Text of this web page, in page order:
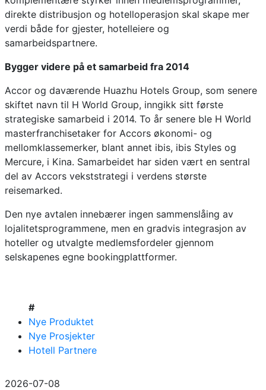
direkte distribusjon og hotelloperasjon skal skape mer
verdi både for gjester, hotelleiere og
samarbeidspartnere.
Bygger videre på et samarbeid fra 2014
Accor og daværende Huazhu Hotels Group, som senere
skiftet navn til H World Group, inngikk sitt første
strategiske samarbeid i 2014. To år senere ble H World
masterfranchisetaker for Accors økonomi- og
mellomklassemerker, blant annet ibis, ibis Styles og
Mercure, i Kina. Samarbeidet har siden vært en sentral
del av Accors vekststrategi i verdens største
reisemarked.
Den nye avtalen innebærer ingen sammenslåing av
lojalitetsprogrammene, men en gradvis integrasjon av
hoteller og utvalgte medlemsfordeler gjennom
selskapenes egne bookingplattformer.
#
Nye Produktet
Nye Prosjekter
Hotell Partnere
2026-07-08